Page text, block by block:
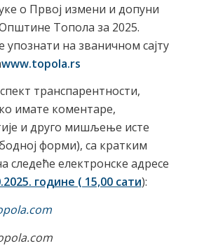
о Првој измени и допуни
Топола за 2025.
упознати на званичном сајту
www.topola.rs
транспарентности,
имате коментаре,
и друго мишљење исте
форми), са кратким
електронске адресе
године ( 15,00 сати):